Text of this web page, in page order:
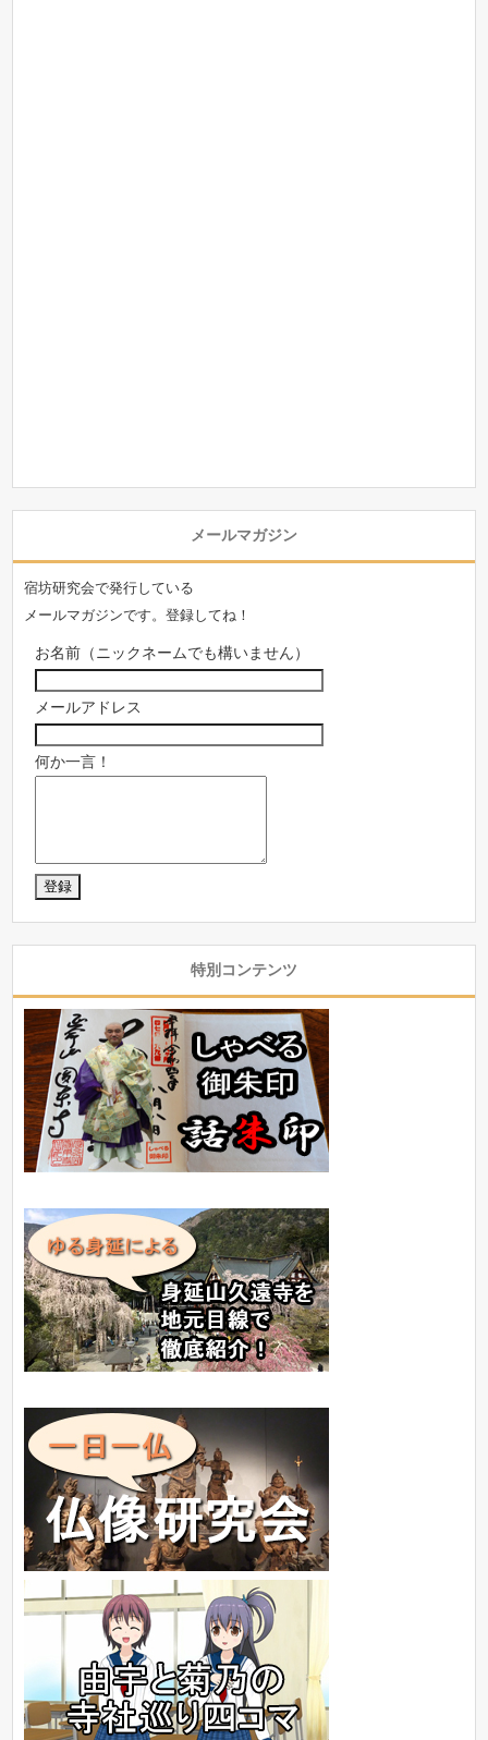
メールマガジン
宿坊研究会で発行している
メールマガジンです。登録してね！
お名前（ニックネームでも構いません）
メールアドレス
何か一言！
特別コンテンツ